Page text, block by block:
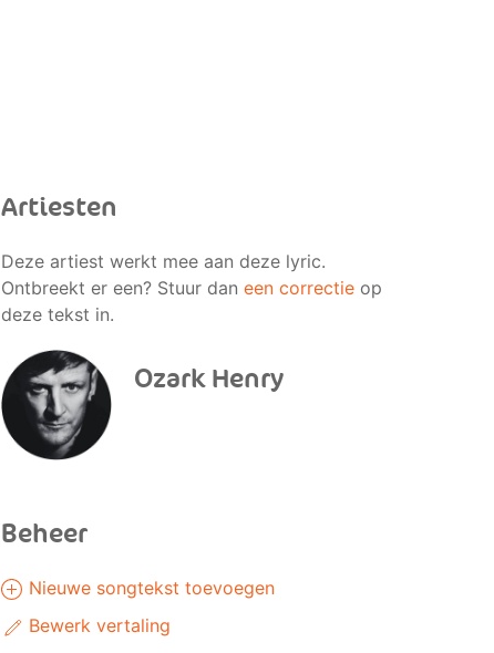
Artiesten
Deze artiest werkt mee aan deze lyric.
Ontbreekt er een? Stuur dan een correctieop
deze tekst in.
Ozark Henry
Beheer
Nieuwe songtekst toevoegen
Bewerk vertaling